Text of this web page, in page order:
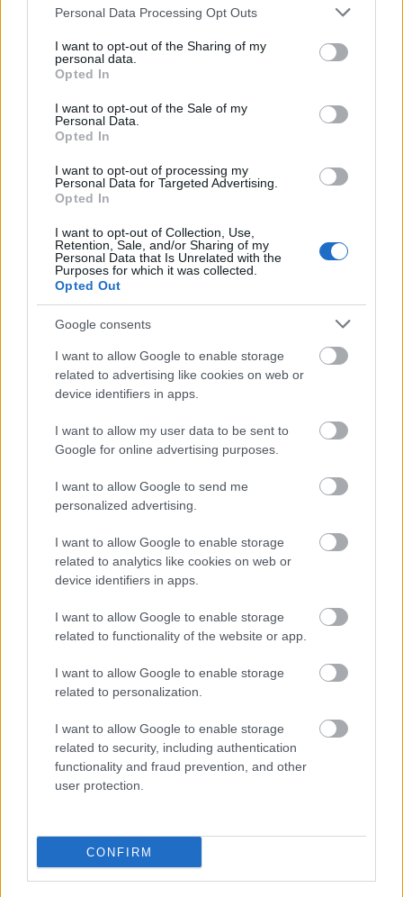
Please note that this website/app uses one or more Google
not limited to your visit or usage behaviour. You may click to
grant or deny consent to Google and its third-party tags to
use your data for below specified purposes in below Google
consent section.
Personal Data Processing Opt Outs
I want to opt-out of the Sharing of my
personal data.
Opted In
I want to opt-out of the Sale of my
Personal Data.
Opted In
I want to opt-out of processing my
Personal Data for Targeted Advertising.
Opted In
I want to opt-out of Collection, Use,
Retention, Sale, and/or Sharing of my
Personal Data that Is Unrelated with the
Purposes for which it was collected.
Opted Out
Google consents
I want to allow Google to enable storage
related to advertising like cookies on web or
device identifiers in apps.
I want to allow my user data to be sent to
Google for online advertising purposes.
I want to allow Google to send me
personalized advertising.
I want to allow Google to enable storage
related to analytics like cookies on web or
device identifiers in apps.
I want to allow Google to enable storage
related to functionality of the website or app.
I want to allow Google to enable storage
related to personalization.
I want to allow Google to enable storage
related to security, including authentication
functionality and fraud prevention, and other
user protection.
CONFIRM
Olcsóbbak lettek a balatoni új ingatlanok,
HÍREK 2 órája
Kíméletlenül visszavágtak az ukránok
HÍREK 3 órája
Bizarr baleset történt a budapesti metrón
HÍREK 4 órája
Amerika
HÍREK 5 órája